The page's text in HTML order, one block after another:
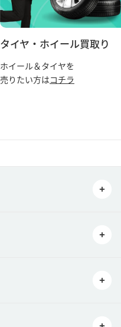
タイヤ・ホイール買取り
ホイール＆タイヤを
売りたい方はコチラ